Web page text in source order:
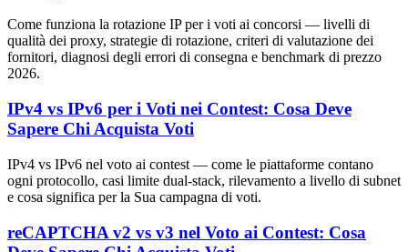
Come funziona la rotazione IP per i voti ai concorsi — livelli di
qualità dei proxy, strategie di rotazione, criteri di valutazione dei
fornitori, diagnosi degli errori di consegna e benchmark di prezzo
2026.
IPv4 vs IPv6 per i Voti nei Contest: Cosa Deve
Sapere Chi Acquista Voti
IPv4 vs IPv6 nel voto ai contest — come le piattaforme contano
ogni protocollo, casi limite dual-stack, rilevamento a livello di subnet
e cosa significa per la Sua campagna di voti.
reCAPTCHA v2 vs v3 nel Voto ai Contest: Cosa